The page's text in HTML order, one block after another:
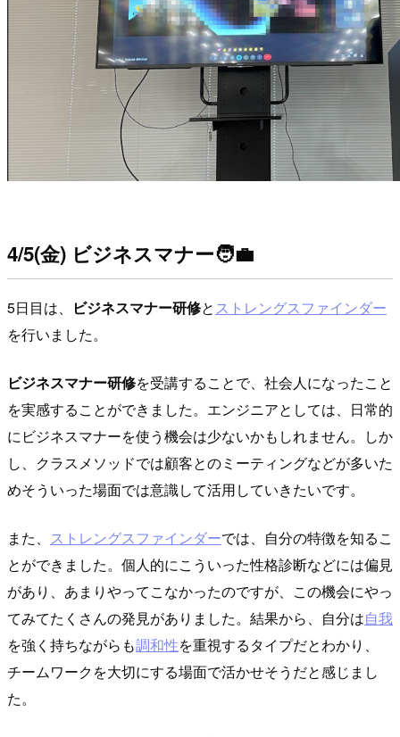
4/5(金) ビジネスマナー🧑‍💼
5日目は、 ビジネスマナー研修とストレングスファインダー
を行いました。
ビジネスマナー研修を受講することで、社会人になったこと
を実感することができました。エンジニアとしては、日常的
にビジネスマナーを使う機会は少ないかもしれません。しか
し、クラスメソッドでは顧客とのミーティングなどが多いた
めそういった場面では意識して活用していきたいです。
また、 ストレングスファインダーでは、自分の特徴を知るこ
とができました。個人的にこういった性格診断などには偏見
があり、あまりやってこなかったのですが、この機会にやっ
てみてたくさんの発見がありました。結果から、自分は自我
を強く持ちながらも調和性を重視するタイプだとわかり、
チームワークを大切にする場面で活かせそうだと感じまし
た。